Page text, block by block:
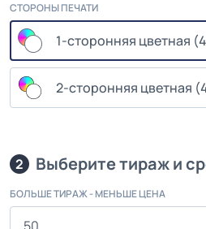
СТОРОНЫ ПЕЧАТИ
1-сторонняя цветная
2-сторонняя цветная
2 Выберите тираж и
БОЛЬШЕ ТИРАЖ - МЕНЬШЕ ЦЕНА